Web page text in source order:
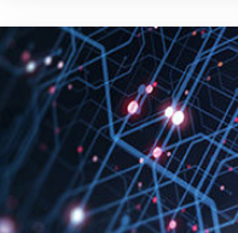
En
savoir
plus